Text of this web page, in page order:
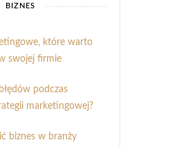
BIZNES
które warto
swojej firmie
podczas
marketingowej?
biznes w branży